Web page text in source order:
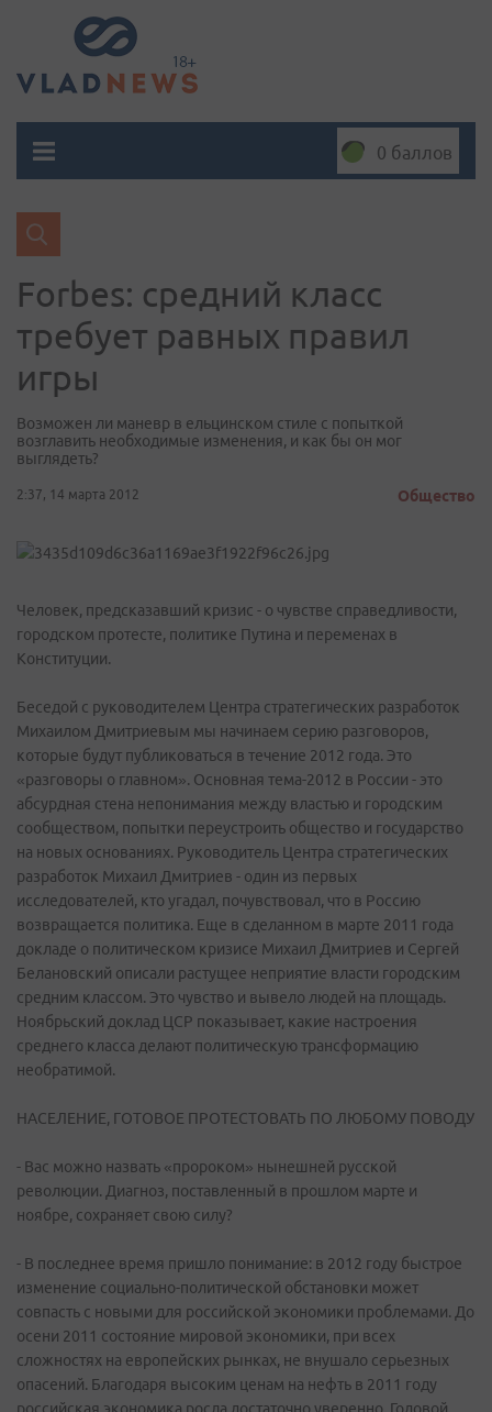
0 баллов
Forbes: средний класс
требует равных правил
игры
Возможен ли маневр в ельцинском стиле с попыткой
возглавить необходимые изменения, и как бы он мог
выглядеть?
2:37, 14 марта 2012 Общество
Человек, предсказавший кризис - о чувстве справедливости,
городском протесте, политике Путина и переменах в
Конституции.
Беседой с руководителем Центра стратегических разработок
Михаилом Дмитриевым мы начинаем серию разговоров,
которые будут публиковаться в течение 2012 года. Это
«разговоры о главном». Основная тема-2012 в России - это
абсурдная стена непонимания между властью и городским
сообществом, попытки переустроить общество и государство
на новых основаниях. Руководитель Центра стратегических
разработок Михаил Дмитриев - один из первых
исследователей, кто угадал, почувствовал, что в Россию
возвращается политика. Еще в сделанном в марте 2011 года
докладе о политическом кризисе Михаил Дмитриев и Сергей
Белановский описали растущее неприятие власти городским
средним классом. Это чувство и вывело людей на площадь.
Ноябрьский доклад ЦСР показывает, какие настроения
среднего класса делают политическую трансформацию
необратимой.
НАСЕЛЕНИЕ, ГОТОВОЕ ПРОТЕСТОВАТЬ ПО ЛЮБОМУ ПОВОДУ
- Вас можно назвать «пророком» нынешней русской
революции. Диагноз, поставленный в прошлом марте и
ноябре, сохраняет свою силу?
- В последнее время пришло понимание: в 2012 году быстрое
изменение социально-политической обстановки может
совпасть с новыми для российской экономики проблемами. До
осени 2011 состояние мировой экономики, при всех
сложностях на европейских рынках, не внушало серьезных
опасений. Благодаря высоким ценам на нефть в 2011 году